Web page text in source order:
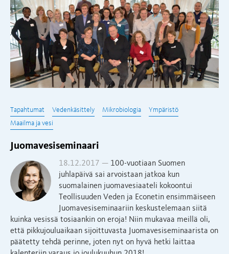
Tapahtumat Vedenkäsittely Mikrobiologia
Ympäristö
Maailma ja vesi
Juomavesiseminaari
18.12.2017 — 100-vuotiaan Suomen
juhlapäivä sai arvoistaan jatkoa kun
suomalainen juomavesiaateli kokoontui
Teollisuuden Veden ja Econetin ensimmäiseen
Juomavesiseminaariin keskustelemaan siitä
kuinka vesissä tosiaankin on eroja! Niin mukavaa meillä oli,
että pikkujouluaikaan sijoittuvasta Juomavesiseminaarista on
päätetty tehdä perinne, joten nyt on hyvä hetki laittaa